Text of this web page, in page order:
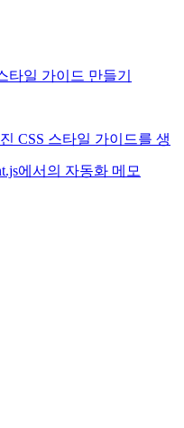
타일 가이드 만들기
CSS 스타일 가이드를 생
에서의 자동화 메모